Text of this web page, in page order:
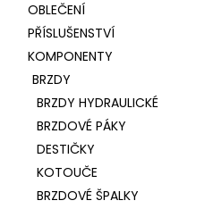
OBLEČENÍ
PŘÍSLUŠENSTVÍ
KOMPONENTY
BRZDY
BRZDY HYDRAULICKÉ
BRZDOVÉ PÁKY
DESTIČKY
KOTOUČE
BRZDOVÉ ŠPALKY